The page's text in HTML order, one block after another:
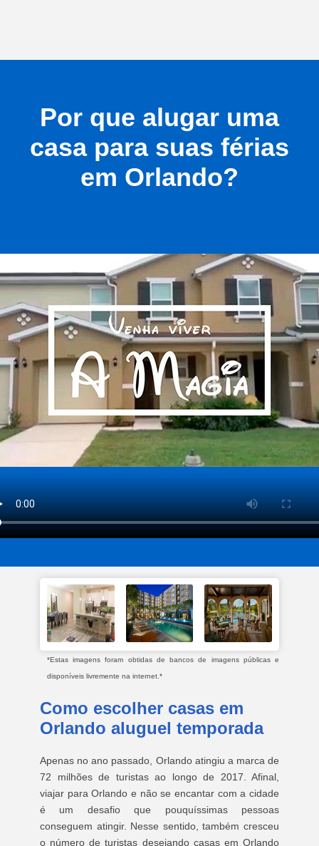
Por que alugar uma
casa para suas férias
em Orlando?
*Estas imagens foram obtidas de bancos de imagens públicas e
disponíveis livremente na internet.*
Como escolher casas em
Orlando aluguel temporada
Apenas no ano passado, Orlando atingiu a marca de
72 milhões de turistas ao longo de 2017. Afinal,
viajar para Orlando e não se encantar com a cidade
é um desafio que pouquíssimas pessoas
conseguem atingir. Nesse sentido, também cresceu
o número de turistas desejando casas em Orlando